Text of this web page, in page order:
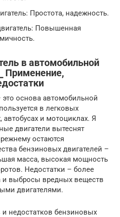
Простота, надежность.
Повышенная
в автомобильной
Применение,
основа автомобильной
в легковых
автобусах и мотоциклах. Я
двигатели вытеснят
остаются
бензиновых двигателей –
масса, высокая мощность
Недостатки – более
и выбросы вредных веществ
двигателями.
недостатков бензиновых